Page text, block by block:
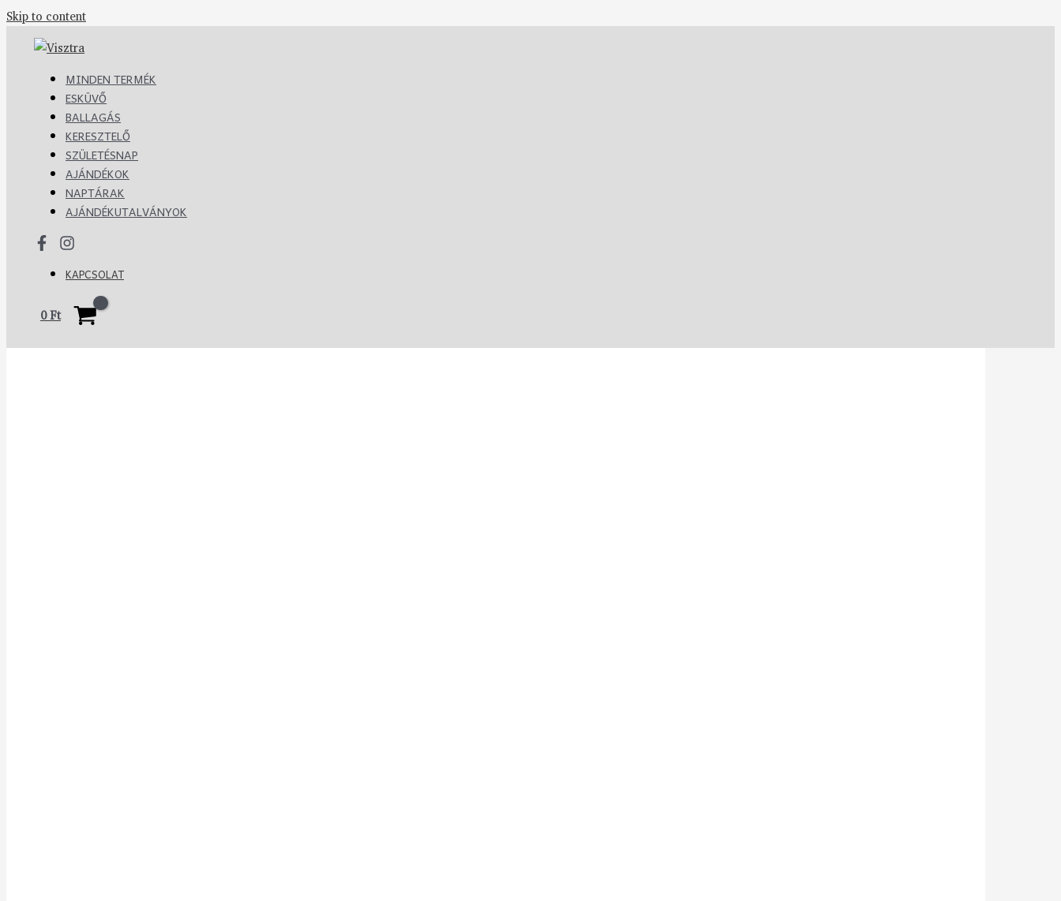
Skip to content
MINDEN TERMÉK
ESKÜVŐ
BALLAGÁS
KERESZTELŐ
SZÜLETÉSNAP
AJÁNDÉKOK
NAPTÁRAK
AJÁNDÉKUTALVÁNYOK
KAPCSOLAT
0Ft